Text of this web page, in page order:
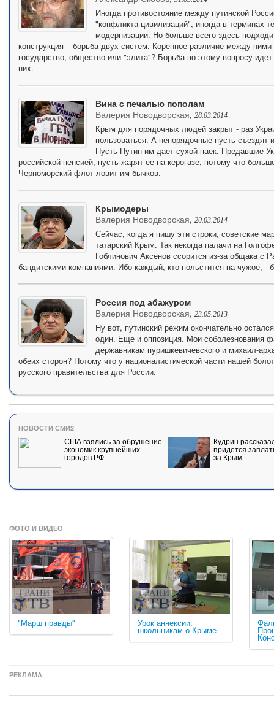
Иногда противостояние между путинской
"конфликта цивилизаций", иногда в терминах
модернизации. Но больше всего здесь
конструкция – борьба двух систем. Коренное различие между
государство, общество или "элита"? Борьба по этому вопросу
них.
Вина с печалью пополам
Валерия Новодворская, 28.03.2014
Крым для порядочных людей закрыт - раз
пользоваться. А непорядочные пусть
Пусть Путин им дает сухой паек. Предавшие
российской пенсией, пусть жарят ее на керогазе, потому что
Черноморский флот ловит им бычков.
Крымодеры
Валерия Новодворская, 20.03.2014
Сейчас, когда я пишу эти строки, советские
татарский Крым. Так некогда палачи на
Гоблинович Аксенов ссорится из-за общака
бандитскими компаниями. Ибо каждый, кто польстится на чужое, -
Россия под абажуром
Валерия Новодворская, 23.05.2013
Ну вот, путинский режим окончательно
один. Еще и оппозиция. Мои соболезнования
державникам пуришкевичевского и михаил-
обеих сторон? Потому что у националистической части нашей
русского правительства для России.
НОВОСТИ СМИ2
США взялись за обрушение
экономик крупнейших
городов РФ
Кудрин
придется
за Крым
ФОТО И ВИДЕО
"Марш правды" Урок аннексии:
школьникам о Крыме
РЕКЛАМА